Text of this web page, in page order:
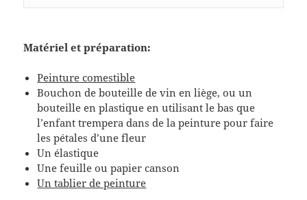
Matériel et préparation:
Peinture comestible
Bouchon de bouteille de vin en liège, ou un
bouteille en plastique en utilisant le bas que
l’enfant trempera dans de la peinture pour faire
les pétales d’une fleur
Un élastique
Une feuille ou papier canson
Un tablier de peinture